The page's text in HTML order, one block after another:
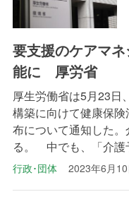
要支援のケアマ
能に 厚労省
厚生労働省は5月23日
構築に向けて健康保
布について通知した
る。 中でも、「介護
行政･団体 2023年6月10